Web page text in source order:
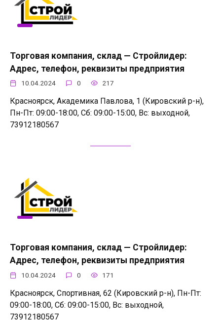
Торговая компания, склад — Стройлидер:
Адрес, телефон, реквизиты предприятия
10.04.2024 0 217
Красноярск, Академика Павлова, 1 (Кировский р-н),
Пн-Пт: 09:00-18:00, Сб: 09:00-15:00, Вс: выходной,
73912180567
Торговая компания, склад — Стройлидер:
Адрес, телефон, реквизиты предприятия
10.04.2024 0 171
Красноярск, Спортивная, 62 (Кировский р-н), Пн-Пт:
09:00-18:00, Сб: 09:00-15:00, Вс: выходной,
73912180567